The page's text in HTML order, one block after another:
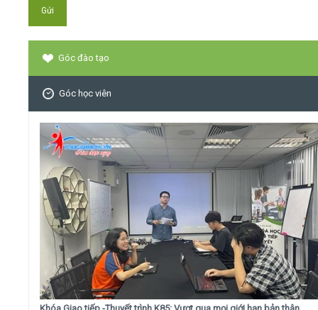
Góc đào tạo
Góc học viên